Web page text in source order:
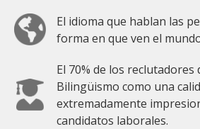
El idioma que hablan las
forma en que ven el
El 70% de los reclutadores
Bilingüismo como una
extremadamente
candidatos laborales.